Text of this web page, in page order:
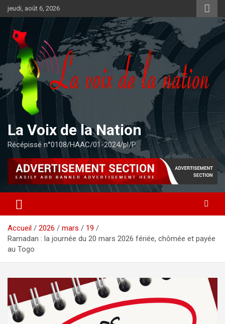
Aller
au
contenu
jeudi, août 6, 2026
La Voix de la Nation
Récépissé n°0108/HAAC/01-2024/pl/P
Accueil 2026 mars
19
Ramadan : la journée du 20 mars 2026 fériée, chômée et payée
au Togo